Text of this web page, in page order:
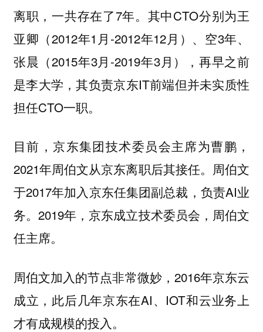
离职，一共存在了7年。其中CTO分别为王
亚卿（2012年1月-2012年12月）、空3年、
张晨（2015年3月-2019年3月），再早之前
是李大学，其负责京东IT前端但并未实质性
担任CTO一职。
目前，京东集团技术委员会主席为曹鹏，
2021年周伯文从京东离职后其接任。周伯文
于2017年加入京东任集团副总裁，负责AI业
务。2019年，京东成立技术委员会，周伯文
任主席。
周伯文加入的节点非常微妙，2016年京东云
成立，此后几年京东在AI、IOT和云业务上
才有成规模的投入。